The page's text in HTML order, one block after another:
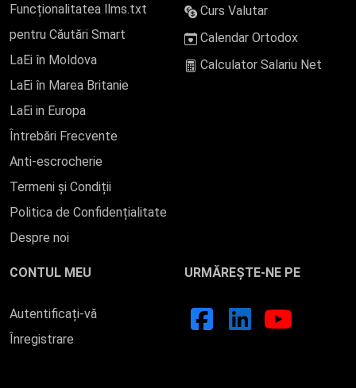
Funcționalitatea llms.txt
pentru Căutări Smart
LaEi în Moldova
LaEi în Marea Britanie
LaEi in Europa
Întrebări Frecvente
Anti-escrocherie
Termeni și Condiții
Politica de Confidențialitate
Despre noi
Curs Valutar
Calendar Ortodox
Calculator Salariu Net
CONTUL MEU
Autentificați-vă
Înregistrare
URMĂREȘTE-NE PE